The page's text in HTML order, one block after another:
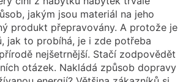
jakým jsou materiál na jeho
produkt přepravovány. A protože je
jak to probíhá, je i zde potřeba
nejšetrnější. Stačí zodpovědět
otázek. Nakládá způsob dopravy